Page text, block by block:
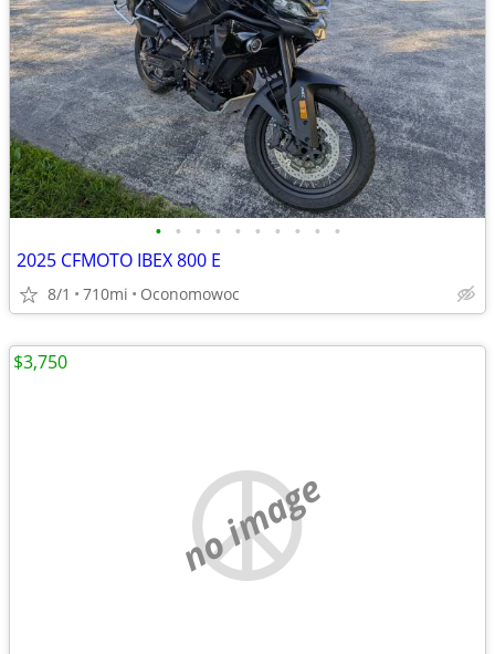
• • • • • • • • • •
2025 CFMOTO IBEX 800 E
8/1 710mi Oconomowoc
no image
$3,750